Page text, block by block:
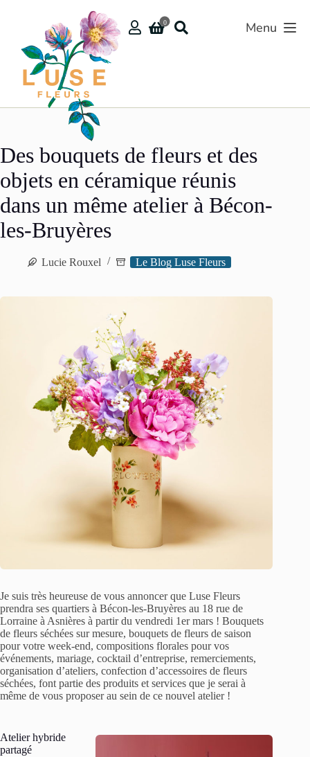
0 Menu
Des bouquets de fleurs et des
objets en céramique réunis
dans un même atelier à Bécon-
les-Bruyères
Lucie Rouxel Le Blog Luse Fleurs
Je suis très heureuse de vous annoncer que Luse Fleurs
prendra ses quartiers à Bécon-les-Bruyères au 18 rue de
Lorraine à Asnières à partir du vendredi 1er mars ! Bouquets
de fleurs séchées sur mesure, bouquets de fleurs de saison
pour votre week-end, compositions florales pour vos
événements, mariage, cocktail d’entreprise, remerciements,
organisation d’ateliers, confection d’accessoires de fleurs
séchées, font partie des produits et services que je serai à
même de vous proposer au sein de ce nouvel atelier !
Atelier hybride
partagé